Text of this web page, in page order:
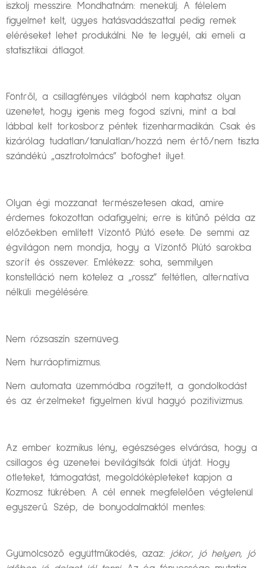
iszkolj messzire. Mondhatnám: menekülj. A félelem
figyelmet kelt, ügyes hatásvadászattal pedig remek
eléréseket lehet produkálni. Ne te legyél, aki emeli a
statisztikai átlagot.
Föntről, a csillagfényes világból nem kaphatsz olyan
üzenetet, hogy igenis meg fogod szívni, mint a bal
lábbal kelt torkosborz péntek tizenharmadikán. Csak és
kizárólag tudatlan/tanulatlan/hozzá nem értő/nem tiszta
szándékú „asztrotolmács” böföghet ilyet.
Olyan égi mozzanat természetesen akad, amire
érdemes fokozottan odafigyelni; erre is kitűnő példa az
előzőekben említett Vízöntő Plútó esete. De semmi az
égvilágon nem mondja, hogy a Vízöntő Plútó sarokba
szorít és összever. Emlékezz: soha, semmilyen
konstelláció nem kötelez a „rossz” feltétlen, alternatíva
nélküli megélésére.
Nem rózsaszín szemüveg.
Nem hurráoptimizmus.
Nem automata üzemmódba rögzített, a gondolkodást
és az érzelmeket figyelmen kívül hagyó pozitivizmus.
Az ember kozmikus lény, egészséges elvárása, hogy a
csillagos ég üzenetei bevilágítsák földi útját. Hogy
ötleteket, támogatást, megoldóképleteket kapjon a
Kozmosz tükrében. A cél ennek megfelelően végtelenül
egyszerű. Szép, de bonyodalmaktól mentes:
Gyümölcsöző együttműködés, azaz:
jókor, jó helyen, jó